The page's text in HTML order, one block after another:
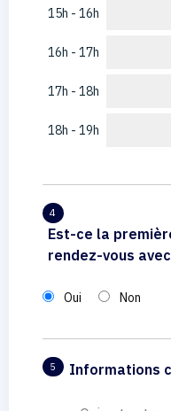
15h - 16h
16h - 17h
17h - 18h
18h - 19h
4
Est-ce la
rendez-vous
Oui Non
5 Informations